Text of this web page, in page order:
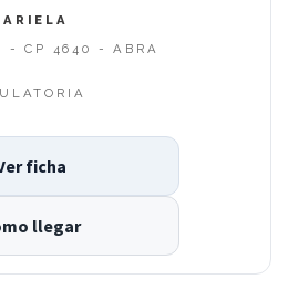
- CP 4640 - ABRA
ficha
llegar